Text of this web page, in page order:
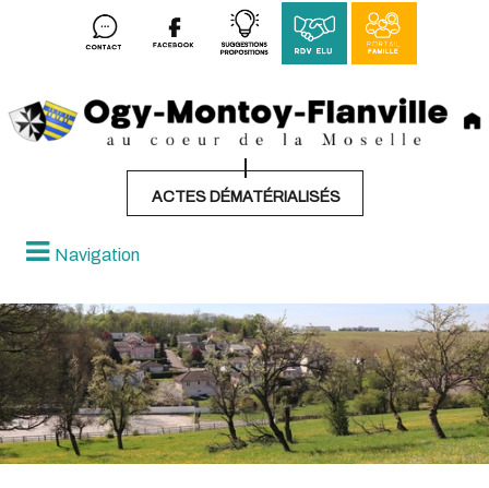
ACTES DÉMATÉRIALISÉS
Navigation